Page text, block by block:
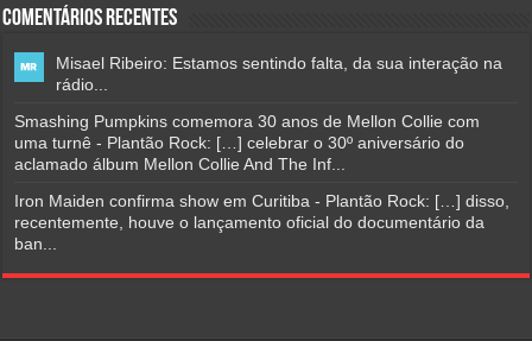
Comentários Recentes
Misael Ribeiro: Estamos sentindo falta, da sua interação na
rádio...
Smashing Pumpkins comemora 30 anos de Mellon Collie com
uma turnê - Plantão Rock: […] celebrar o 30º aniversário do
aclamado álbum Mellon Collie And The Inf...
Iron Maiden confirma show em Curitiba - Plantão Rock: […] disso,
recentemente, houve o lançamento oficial do documentário da
ban...